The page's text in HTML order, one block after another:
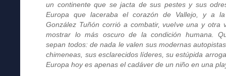
un continente que se jacta de sus pestes y sus
Europa que laceraba el corazón de Vallejo, y a
González Tuñón corrió a combatir, vuelve una y otra
mostrar lo más oscuro de la condición humana.
sepan todos: de nada le valen sus modernas
chimeneas, sus esclarecidos líderes, su estúpida
Europa hoy es apenas el cadáver de un niño en una